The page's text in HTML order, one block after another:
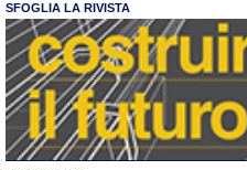
SFOGLIA LA RIVISTA